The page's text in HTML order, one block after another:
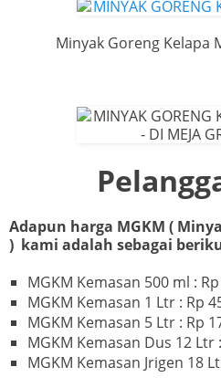
Minyak Goreng Kelapa
Adapun harga MGKM (
) kami adalah sebagai
MGKM Kemasan 500 ml :
MGKM Kemasan 1 Ltr : Rp
MGKM Kemasan 5 Ltr : Rp
MGKM Kemasan Dus 12 Ltr
MGKM Kemasan Jrigen 18